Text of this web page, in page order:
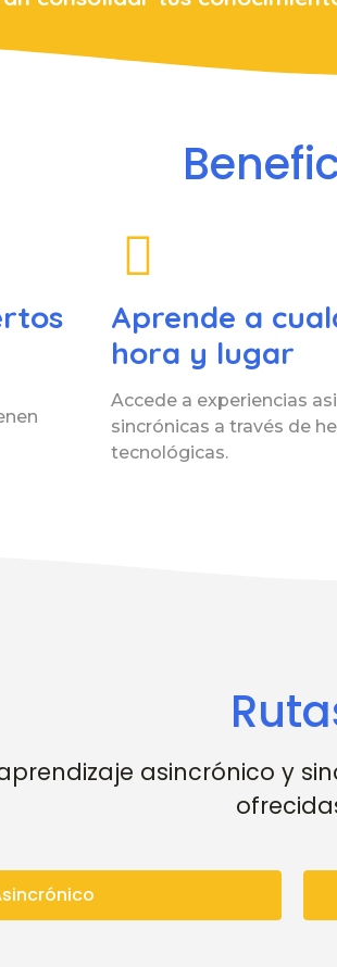
Aprende a
hora y lugar
Accede a experiencias
sincrónicas a través de
tecnológicas.
asincrónico y